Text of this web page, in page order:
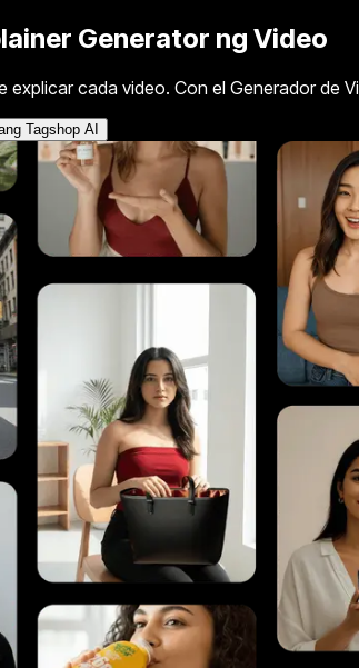
Generator ng Video
explicar cada video. Con el Generador de
Tagshop AI